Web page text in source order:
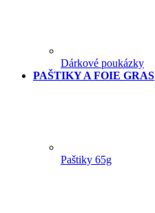
Dárkové poukázky
PAŠTIKY A FOIE GRAS
Paštiky 65g